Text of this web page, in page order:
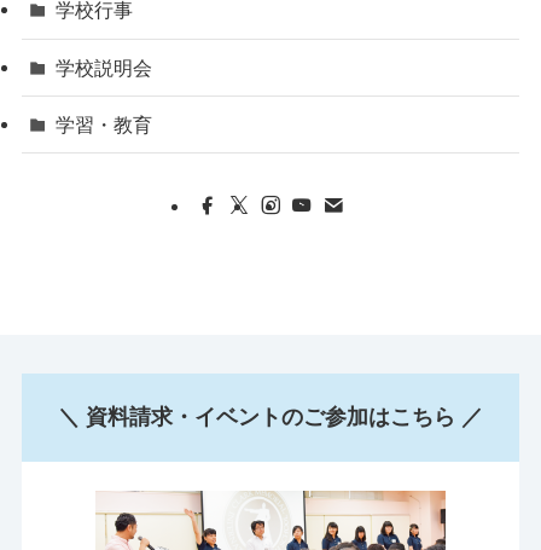
学校行事
学校説明会
学習・教育
＼ 資料請求・イベントのご参加はこちら ／